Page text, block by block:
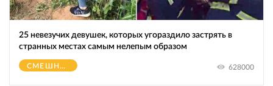
25 невезучих девушек, которых угораздило застрять в
странных местах самым нелепым образом
СМЕШНОЕ 628000